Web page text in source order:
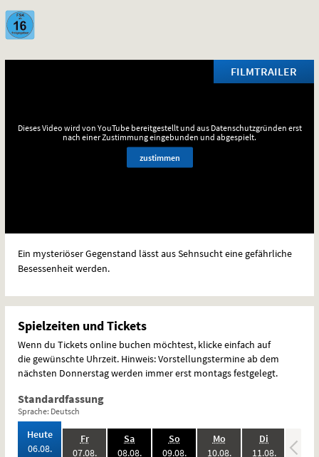
FILMTRAILER
Dieses Video wird von YouTube bereitgestellt und aus Datenschutzgründen erst
nach einer Zustimmung eingebunden und abgespielt.
zustimmen
Ein mysteriöser Gegenstand lässt aus Sehnsucht eine gefährliche
Besessenheit werden.
Spielzeiten und Tickets
Wenn du Tickets online buchen möchtest, klicke einfach auf
die gewünschte Uhrzeit. Hinweis: Vorstellungstermine ab dem
nächsten Donnerstag werden immer erst montags festgelegt.
Standardfassung
Sprache: Deutsch
Heute,
06.08.2026:
Fr.,
07.08.2026:
Sa.,
08.08.2026:
So.,
09.08.2026:
Mo.,
10.08.2026:
Di
11.08.2026: